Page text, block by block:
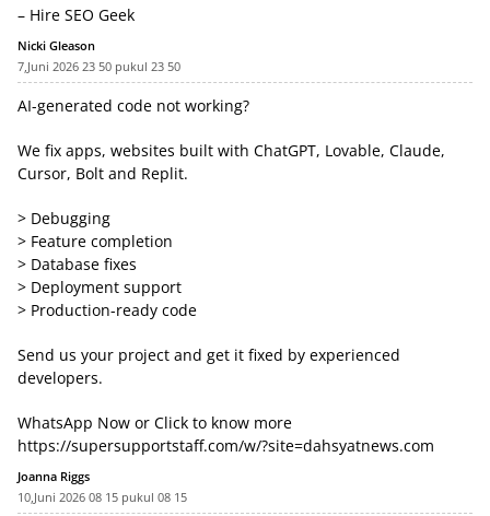
– Hire SEO Geek
Nicki Gleason
7,Juni 2026 23 50 pukul 23 50
AI-generated code not working?
We fix apps, websites built with ChatGPT, Lovable, Claude,
Cursor, Bolt and Replit.
> Debugging
> Feature completion
> Database fixes
> Deployment support
> Production-ready code
Send us your project and get it fixed by experienced
developers.
WhatsApp Now or Click to know more
https://supersupportstaff.com/w/?site=dahsyatnews.com
Joanna Riggs
10,Juni 2026 08 15 pukul 08 15